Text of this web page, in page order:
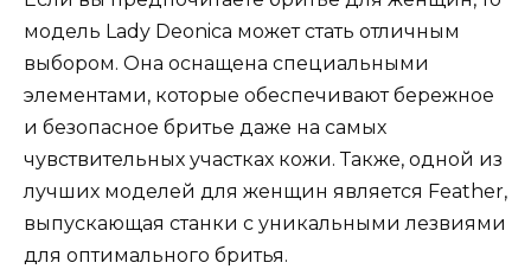
модель Lady Deonica может стать отличным
выбором. Она оснащена специальными
элементами, которые обеспечивают бережное
и безопасное бритье даже на самых
чувствительных участках кожи. Также, одной из
лучших моделей для женщин является Feather,
выпускающая станки с уникальными лезвиями
для оптимального бритья.